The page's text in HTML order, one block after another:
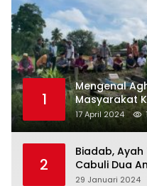
1
Mengenal
Masyarakat
Idul Fitri
17 April 2024
2
Biadab,
Cabuli Dua
29 Januari 2024